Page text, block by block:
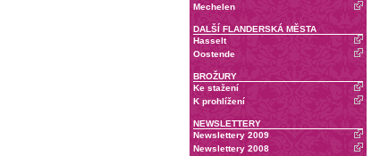
Mechelen
DALŠÍ FLANDERSKÁ MĚSTA
Hasselt
Oostende
BROŽURY
Ke stažení
K prohlížení
NEWSLETTERY
Newslettery 2009
Newslettery 2008